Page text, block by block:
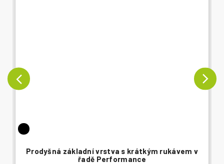
Prodyšná základní vrstva s krátkým rukávem v
řadě Performance